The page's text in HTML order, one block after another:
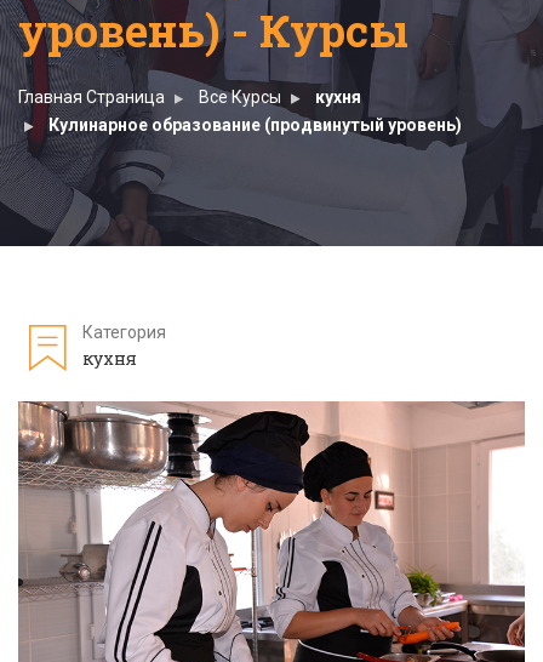
уровень) - Курсы
Главная Страница Все Курсы
кухня
Кулинарное образование (продвинутый уровень)
Категория
кухня